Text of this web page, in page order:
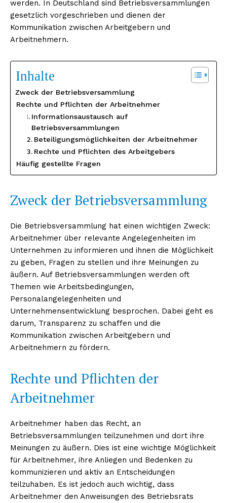
werden. In Deutschland sind Betriebsversammlungen
gesetzlich vorgeschrieben und dienen der
Kommunikation zwischen Arbeitgebern und
Arbeitnehmern.
Inhalte
Zweck der Betriebsversammlung
Rechte und Pflichten der Arbeitnehmer
Informationsaustausch auf
Betriebsversammlungen
Beteiligungsmöglichkeiten der Arbeitnehmer
Rechte und Pflichten des Arbeitgebers
Häufig gestellte Fragen
Zweck der Betriebsversammlung
Die Betriebsversammlung hat einen wichtigen Zweck:
Arbeitnehmer über relevante Angelegenheiten im
Unternehmen zu informieren und ihnen die Möglichkeit
zu geben, Fragen zu stellen und ihre Meinungen zu
äußern. Auf Betriebsversammlungen werden oft
Themen wie Arbeitsbedingungen,
Personalangelegenheiten und
Unternehmensentwicklung besprochen. Dabei geht es
darum, Transparenz zu schaffen und die
Kommunikation zwischen Arbeitgebern und
Arbeitnehmern zu fördern.
Rechte und Pflichten der
Arbeitnehmer
Arbeitnehmer haben das Recht, an
Betriebsversammlungen teilzunehmen und dort ihre
Meinungen zu äußern. Dies ist eine wichtige Möglichkeit
für Arbeitnehmer, ihre Anliegen und Bedenken zu
kommunizieren und aktiv an Entscheidungen
teilzuhaben. Es ist jedoch auch wichtig, dass
Arbeitnehmer den Anweisungen des Betriebsrats